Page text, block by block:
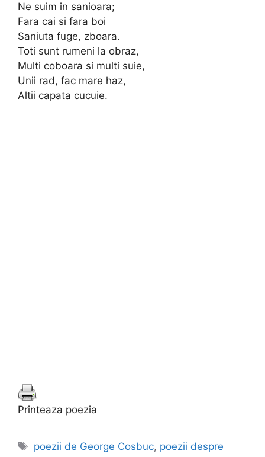
Ne suim in sanioara;
Fara cai si fara boi
Saniuta fuge, zboara.
Toti sunt rumeni la obraz,
Multi coboara si multi suie,
Unii rad, fac mare haz,
Altii capata cucuie.
Printeaza poezia
Etichete
poezii de George Cosbuc, poezii despre